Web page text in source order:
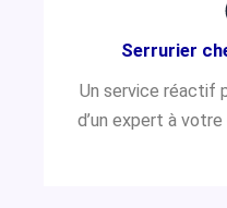
Serrurier
Un service réactif
d’un expert à